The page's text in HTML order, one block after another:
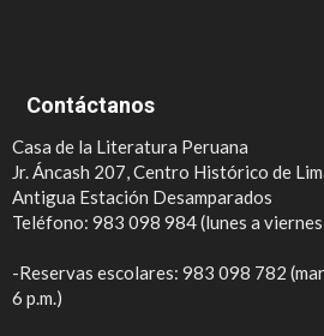
Contáctanos
Casa de la Literatura Peruana
Jr. Áncash 207, Centro Histórico de
Antigua Estación Desamparados
Teléfono: 983 098 984 (lunes a viernes
-Reservas escolares: 983 098 782
6 p.m.)